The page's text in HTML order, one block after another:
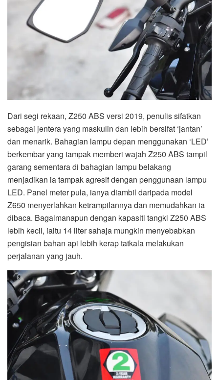
Dari segi rekaan, Z250 ABS versi 2019, penulis sifatkan
sebagai jentera yang maskulin dan lebih bersifat ‘jantan’
dan menarik. Bahagian lampu depan menggunakan ‘LED’
berkembar yang tampak memberi wajah Z250 ABS tampil
garang sementara di bahagian lampu belakang
menjadikan ia tampak agresif dengan penggunaan lampu
LED. Panel meter pula, ianya diambil daripada model
Z650 menyerlahkan ketrampilannya dan memudahkan ia
dibaca. Bagaimanapun dengan kapasiti tangki Z250 ABS
lebih kecil, iaitu 14 liter sahaja mungkin menyebabkan
pengisian bahan api lebih kerap tatkala melakukan
perjalanan yang jauh.